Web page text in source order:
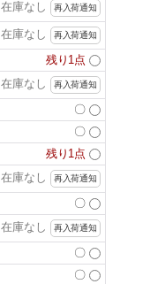
在庫なし 再入荷通知
在庫なし 再入荷通知
残り1点
在庫なし 再入荷通知
〇
〇
残り1点
在庫なし 再入荷通知
〇
在庫なし 再入荷通知
〇
〇